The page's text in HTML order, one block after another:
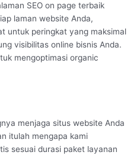
SEO on page terbaik
laman website Anda,
untuk peringkat yang maksimal
visibilitas online bisnis Anda.
mengoptimasi organic
menjaga situs website Anda
itulah mengapa kami
sesuai durasi paket layanan